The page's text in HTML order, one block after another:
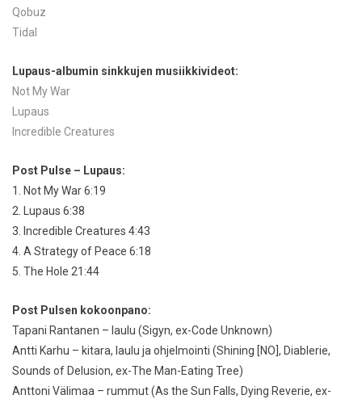
Qobuz
Tidal
Lupaus-albumin sinkkujen musiikkivideot:
Not My War
Lupaus
Incredible Creatures
Post Pulse – Lupaus:
1. Not My War 6:19
2. Lupaus 6:38
3. Incredible Creatures 4:43
4. A Strategy of Peace 6:18
5. The Hole 21:44
Post Pulsen kokoonpano:
Tapani Rantanen – laulu (Sigyn, ex-Code Unknown)
Antti Karhu – kitara, laulu ja ohjelmointi (Shining [NO], Diablerie,
Sounds of Delusion, ex-The Man-Eating Tree)
Anttoni Välimaa – rummut (As the Sun Falls, Dying Reverie, ex-